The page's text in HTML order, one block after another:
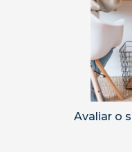
Avaliar o